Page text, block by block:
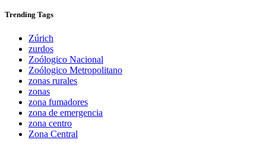
Trending Tags
Zúrich
zurdos
Zoólogico Nacional
Zoólogico Metropolitano
zonas rurales
zonas
zona fumadores
zona de emergencia
zona centro
Zona Central